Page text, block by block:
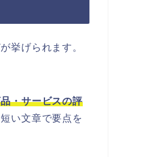
挙げられます。
・サービスの評
い文章で要点を